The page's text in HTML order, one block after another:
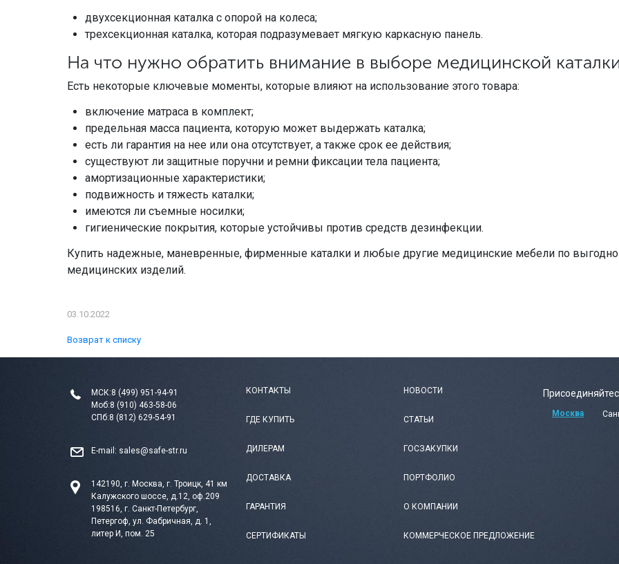
двухсекционная каталка с опорой на колеса;
трехсекционная каталка, которая подразумевает мягкую каркасную панель.
На что нужно обратить внимание в выборе медицинской
Есть некоторые ключевые моменты, которые влияют на использование этого товара:
включение матраса в комплект;
предельная масса пациента, которую может выдержать каталка;
есть ли гарантия на нее или она отсутствует, а также срок ее действия;
существуют ли защитные поручни и ремни фиксации тела пациента;
амортизационные характеристики;
подвижность и тяжесть каталки;
имеются ли съемные носилки;
гигиенические покрытия, которые устойчивы против средств дезинфекции.
Купить надежные, маневренные, фирменные каталки и любые другие медицинские мебели по
медицинских изделий.
03.10.2022
Возврат к списку
МСК:8 (499) 951-94-91
Моб:8 (910) 463-58-06
СПб:8 (812) 629-54-91
E-mail: sales@safe-str.ru
142190, г. Москва, г. Троицк, 41 км
Калужского шоссе, д.12, оф.209
198516, г. Санкт-Петербург,
Петергоф, ул. Фабричная, д. 1,
литер И, пом. 25
КОНТАКТЫ
ГДЕ КУПИТЬ
ДИЛЕРАМ
ДОСТАВКА
ГАРАНТИЯ
СЕРТИФИКАТЫ
НОВОСТИ
СТАТЬИ
ГОСЗАКУПКИ
ПОРТФОЛИО
О КОМПАНИИ
КОММЕРЧЕСКОЕ ПРЕДЛОЖЕНИЕ
Москва